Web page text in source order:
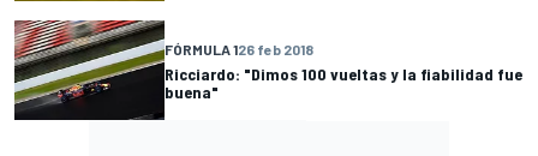
FÓRMULA 126 feb 2018
Ricciardo: "Dimos 100 vueltas y la fiabilidad fue
buena"